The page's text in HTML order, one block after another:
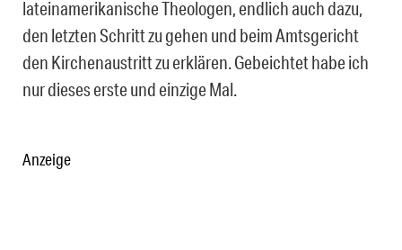
lateinamerikanische Theologen, endlich auch dazu,
den letzten Schritt zu gehen und beim Amtsgericht
den Kirchenaustritt zu erklären. Gebeichtet habe ich
nur dieses erste und einzige Mal.
Anzeige